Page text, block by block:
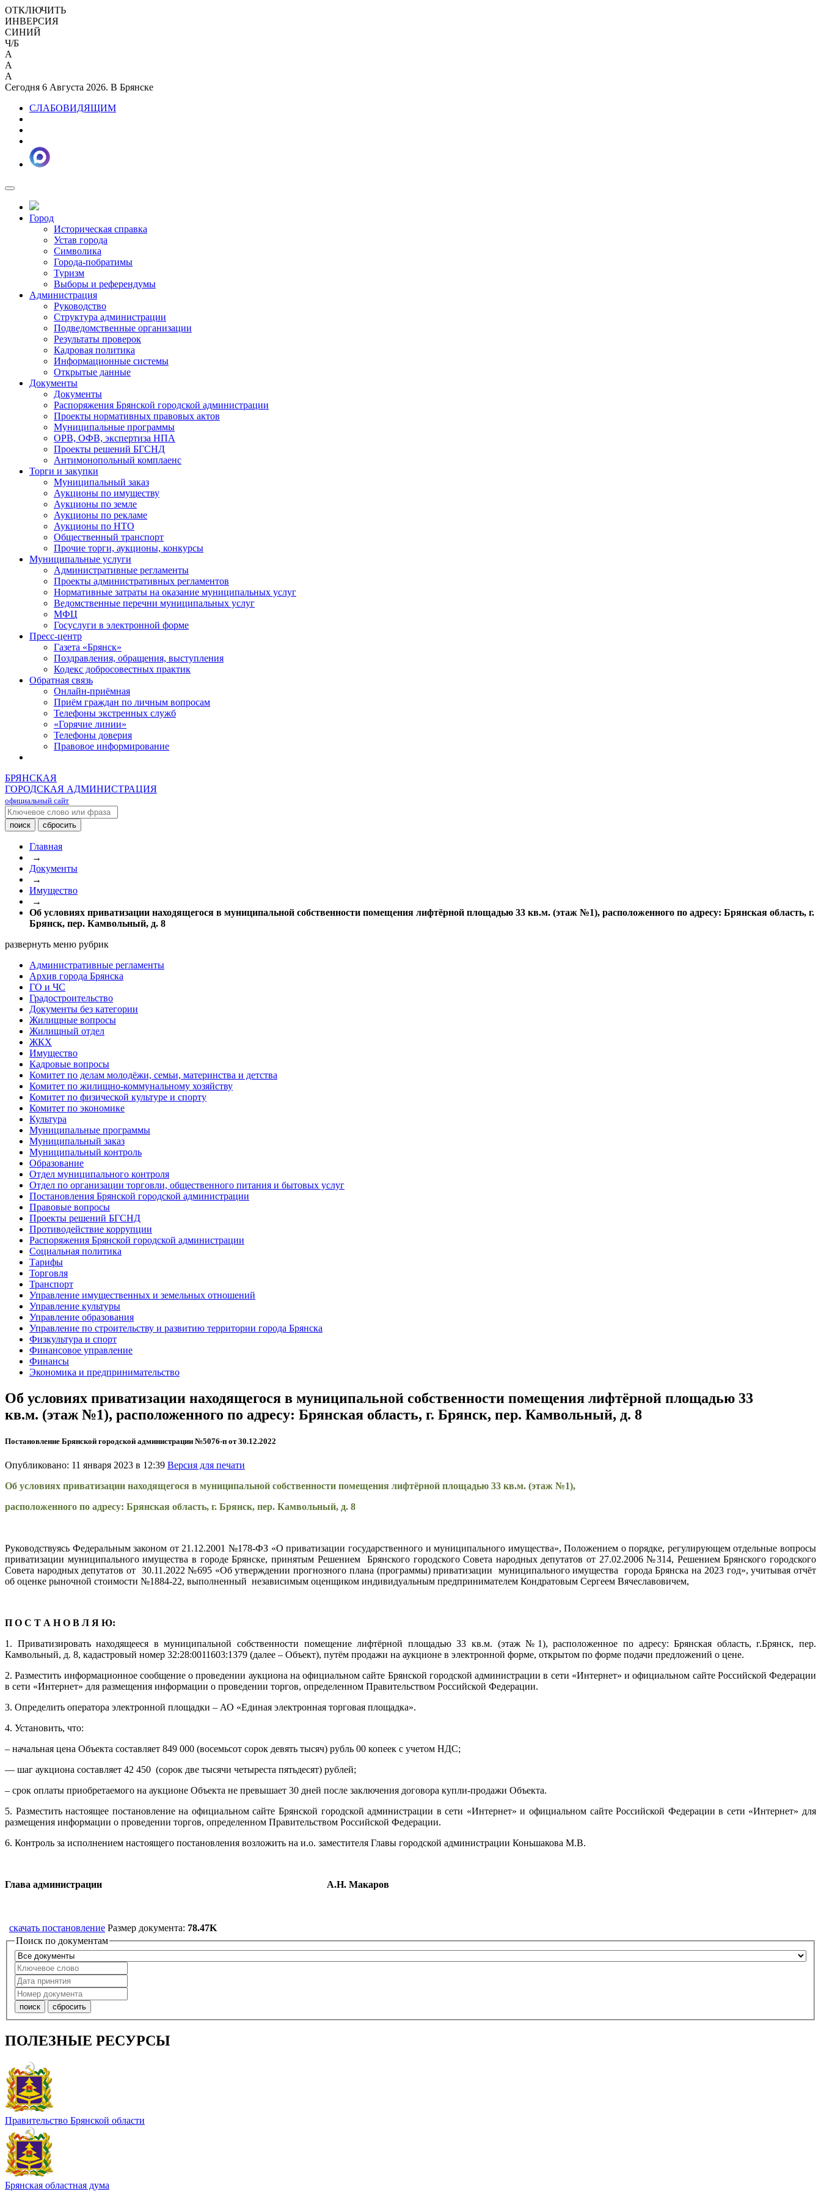
ОТКЛЮЧИТЬ
ИНВЕРСИЯ
СИНИЙ
Ч/Б
A
A
A
Сегодня 6 Августа 2026. В Брянске
СЛАБОВИДЯЩИМ
Город
Историческая справка
Устав города
Символика
Города-побратимы
Туризм
Выборы и референдумы
Администрация
Руководство
Структура администрации
Подведомственные организации
Результаты проверок
Кадровая политика
Информационные системы
Открытые данные
Документы
Документы
Распоряжения Брянской городской администрации
Проекты нормативных правовых актов
Муниципальные программы
ОРВ, ОФВ, экспертиза НПА
Проекты решений БГСНД
Антимонопольный комплаенс
Торги и закупки
Муниципальный заказ
Аукционы по имуществу
Аукционы по земле
Аукционы по рекламе
Аукционы по НТО
Общественный транспорт
Прочие торги, аукционы, конкурсы
Муниципальные услуги
Административные регламенты
Проекты административных регламентов
Нормативные затраты на оказание муниципальных услуг
Ведомственные перечни муниципальных услуг
МФЦ
Госуслуги в электронной форме
Пресс-центр
Газета «Брянск»
Поздравления, обращения, выступления
Кодекс добросовестных практик
Обратная связь
Онлайн-приёмная
Приём граждан по личным вопросам
Телефоны экстренных служб
«Горячие линии»
Телефоны доверия
Правовое информирование
БРЯНСКАЯ
ГОРОДСКАЯ АДМИНИСТРАЦИЯ
официальный сайт
Главная
→
Документы
→
Имущество
→
Об условиях приватизации находящегося в муниципальной собственности помещения лифтёрной площадью 33 кв.м. (этаж №1), расположенного по адресу: Брянская область, г.
Брянск, пер. Камвольный, д. 8
развернуть меню рубрик
Административные регламенты
Архив города Брянска
ГО и ЧС
Градостроительство
Документы без категории
Жилищные вопросы
Жилищный отдел
ЖКХ
Имущество
Кадровые вопросы
Комитет по делам молодёжи, семьи, материнства и детства
Комитет по жилищно-коммунальному хозяйству
Комитет по физической культуре и спорту
Комитет по экономике
Культура
Муниципальные программы
Муниципальный заказ
Муниципальный контроль
Образование
Отдел муниципального контроля
Отдел по организации торговли, общественного питания и бытовых услуг
Постановления Брянской городской администрации
Правовые вопросы
Проекты решений БГСНД
Противодействие коррупции
Распоряжения Брянской городской администрации
Социальная политика
Тарифы
Торговля
Транспорт
Управление имущественных и земельных отношений
Управление культуры
Управление образования
Управление по строительству и развитию территории города Брянска
Физкультура и спорт
Финансовое управление
Финансы
Экономика и предпринимательство
Об условиях приватизации находящегося в муниципальной собственности помещения лифтёрной площадью 33
кв.м. (этаж №1), расположенного по адресу: Брянская область, г. Брянск, пер. Камвольный, д. 8
Постановление Брянской городской администрации №5076-п от 30.12.2022
Опубликовано: 11 января 2023 в 12:39 Версия для печати
Об условиях приватизации находящегося в муниципальной собственности помещения лифтёрной площадью 33 кв.м. (этаж №1),
расположенного по адресу: Брянская область, г. Брянск, пер. Камвольный, д. 8
Руководствуясь Федеральным законом от 21.12.2001 №178-ФЗ «О приватизации государственного и муниципального имущества», Положением о порядке, регулирующем отдельные вопросы
приватизации муниципального имущества в городе Брянске, принятым Решением Брянского городского Совета народных депутатов от 27.02.2006 №314, Решением Брянского городского
Совета народных депутатов от 30.11.2022 №695 «Об утверждении прогнозного плана (программы) приватизации муниципального имущества города Брянска на 2023 год», учитывая отчёт
об оценке рыночной стоимости №1884-22, выполненный независимым оценщиком индивидуальным предпринимателем Кондратовым Сергеем Вячеславовичем,
П О С Т А Н О В Л Я Ю:
1. Приватизировать находящееся в муниципальной собственности помещение лифтёрной площадью 33 кв.м. (этаж №1), расположенное по адресу: Брянская область, г.Брянск, пер.
Камвольный, д. 8, кадастровый номер 32:28:0011603:1379 (далее – Объект), путём продажи на аукционе в электронной форме, открытом по форме подачи предложений о цене.
2. Разместить информационное сообщение о проведении аукциона на официальном сайте Брянской городской администрации в сети «Интернет» и официальном сайте Российской Федерации
в сети «Интернет» для размещения информации о проведении торгов, определенном Правительством Российской Федерации.
3. Определить оператора электронной площадки – АО «Единая электронная торговая площадка».
4. Установить, что:
– начальная цена Объекта составляет 849 000 (восемьсот сорок девять тысяч) рубль 00 копеек с учетом НДС;
— шаг аукциона составляет 42 450 (сорок две тысячи четыреста пятьдесят) рублей;
– срок оплаты приобретаемого на аукционе Объекта не превышает 30 дней после заключения договора купли-продажи Объекта.
5. Разместить настоящее постановление на официальном сайте Брянской городской администрации в сети «Интернет» и официальном сайте Российской Федерации в сети «Интернет» для
размещения информации о проведении торгов, определенном Правительством Российской Федерации.
6. Контроль за исполнением настоящего постановления возложить на и.о. заместителя Главы городской администрации Коньшакова М.В.
Глава администрации А.Н. Макаров
скачать постановление Размер документа: 78.47K
Поиск по документам
ПОЛЕЗНЫЕ РЕСУРСЫ
Правительство Брянской области
Брянская областная дума